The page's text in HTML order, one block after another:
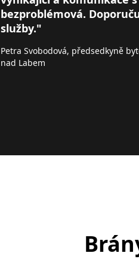
bezproblémová.
služby."
Petra Svobodová, předsedkyně
nad Labem